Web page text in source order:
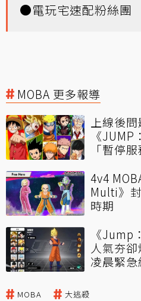
●電玩宅速配粉絲團
MOBA 更多報導
上線後
《
「暫停服
4v4
Multi》
時期
《Jump
人氣夯
凌晨緊
MOBA 大逃殺